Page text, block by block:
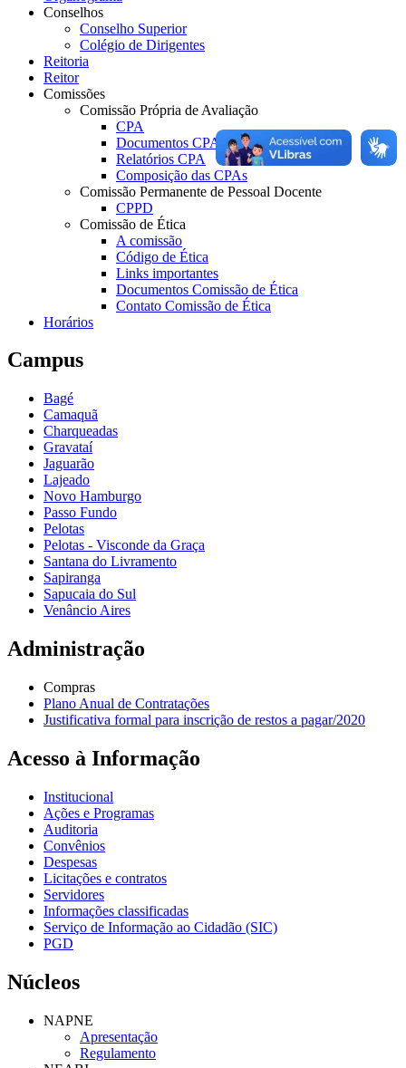
Conselhos
Conselho Superior
Colégio de Dirigentes
Reitoria
Reitor
Comissões
Comissão Própria de Avaliação
CPA
Documentos CPA
Relatórios CPA
Composição das CPAs
Comissão Permanente de Pessoal Docente
CPPD
Comissão de Ética
A comissão
Código de Ética
Links importantes
Documentos Comissão de Ética
Contato Comissão de Ética
Horários
Campus
Bagé
Camaquã
Charqueadas
Gravataí
Jaguarão
Lajeado
Novo Hamburgo
Passo Fundo
Pelotas
Pelotas - Visconde da Graça
Santana do Livramento
Sapiranga
Sapucaia do Sul
Venâncio Aires
Administração
Compras
Plano Anual de Contratações
Justificativa formal para inscrição de restos a pagar/2020
Acesso à Informação
Institucional
Ações e Programas
Auditoria
Convênios
Despesas
Licitações e contratos
Servidores
Informações classificadas
Serviço de Informação ao Cidadão (SIC)
PGD
Núcleos
NAPNE
Apresentação
Regulamento